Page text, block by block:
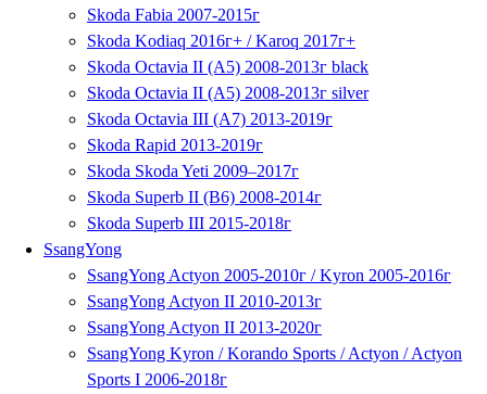
Skoda Fabia 2007-2015г
Skoda Kodiaq 2016г+ / Karoq 2017г+
Skoda Octavia II (A5) 2008-2013г black
Skoda Octavia II (A5) 2008-2013г silver
Skoda Octavia III (A7) 2013-2019г
Skoda Rapid 2013-2019г
Skoda Skoda Yeti 2009–2017г
Skoda Superb II (B6) 2008-2014г
Skoda Superb III 2015-2018г
SsangYong
SsangYong Actyon 2005-2010г / Kyron 2005-2016г
SsangYong Actyon II 2010-2013г
SsangYong Actyon II 2013-2020г
SsangYong Kyron / Korando Sports / Actyon / Actyon
Sports I 2006-2018г